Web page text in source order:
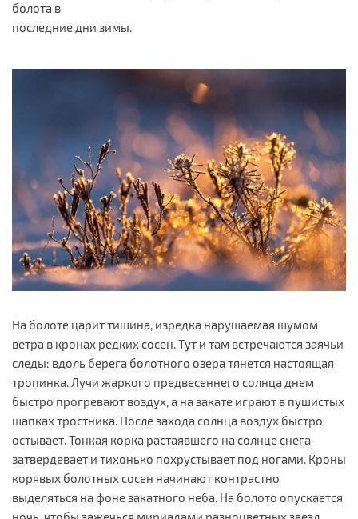
болота в
последние дни зимы.
На болоте царит тишина, изредка нарушаемая шумом
ветра в кронах редких сосен. Тут и там встречаются заячьи
следы: вдоль берега болотного озера тянется настоящая
тропинка. Лучи жаркого предвесеннего солнца днем
быстро прогревают воздух, а на закате играют в пушистых
шапках тростника. После захода солнца воздух быстро
остывает. Тонкая корка растаявшего на солнце снега
затвердевает и тихонько похрустывает под ногами. Кроны
корявых болотных сосен начинают контрастно
выделяться на фоне закатного неба. На болото опускается